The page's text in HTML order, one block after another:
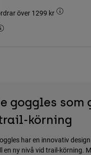
över 1299 kr
goggles som
körning
har en innovativ
ny nivå vid trail-körning.